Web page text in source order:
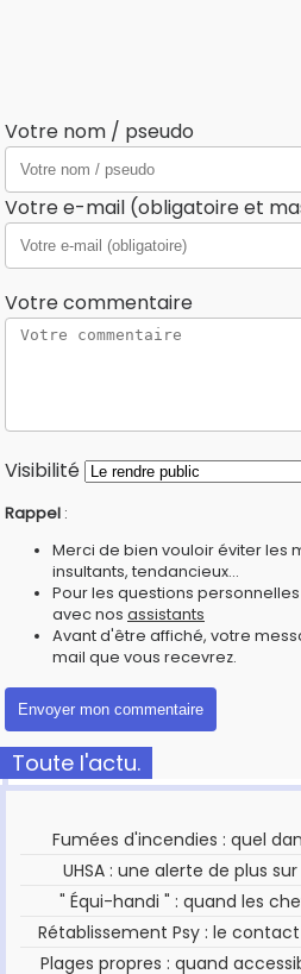
Votre nom / pseudo
Votre e-mail (obligatoire et
Votre commentaire
Visibilité
Rappel :
Merci de bien vouloir éviter les
insultants, tendancieux...
Pour les questions
avec nos assistants
Avant d'être affiché, votre
mail que vous recevrez.
Toute l'actu.
Fumées d'incendies : quel
UHSA : une alerte de plus
" Équi-handi " : quand les
Rétablissement Psy : le
Plages propres : quand